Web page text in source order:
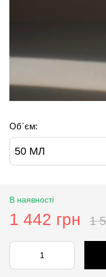
Об`єм:
50 МЛ
В наявності
1 442 грн 1